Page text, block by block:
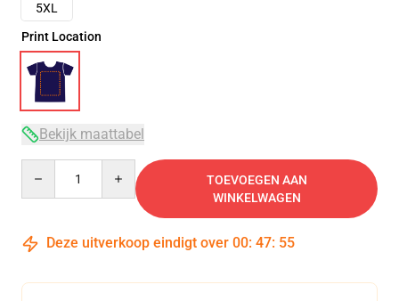
5XL
Print Location
Bekijk maattabel
TOEVOEGEN AAN
WINKELWAGEN
Deze uitverkoop eindigt over 00: 47: 54